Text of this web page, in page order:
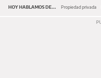
HOY HABLAMOS DE... Propiedad privada